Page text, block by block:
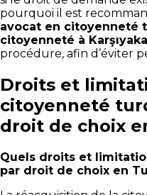
pourquoi il est
avocat en citoyenneté
citoyenneté à Karşıyaka
procédure, afin d’éviter
Droits et
citoyenneté
droit de choix
Quels droits et
par droit de choix en